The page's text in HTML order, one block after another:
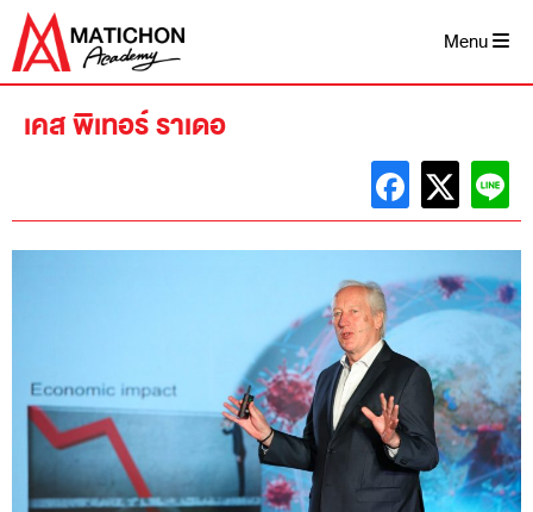
Skip
content
Menu
เคส พิเทอร์ ราเดอ